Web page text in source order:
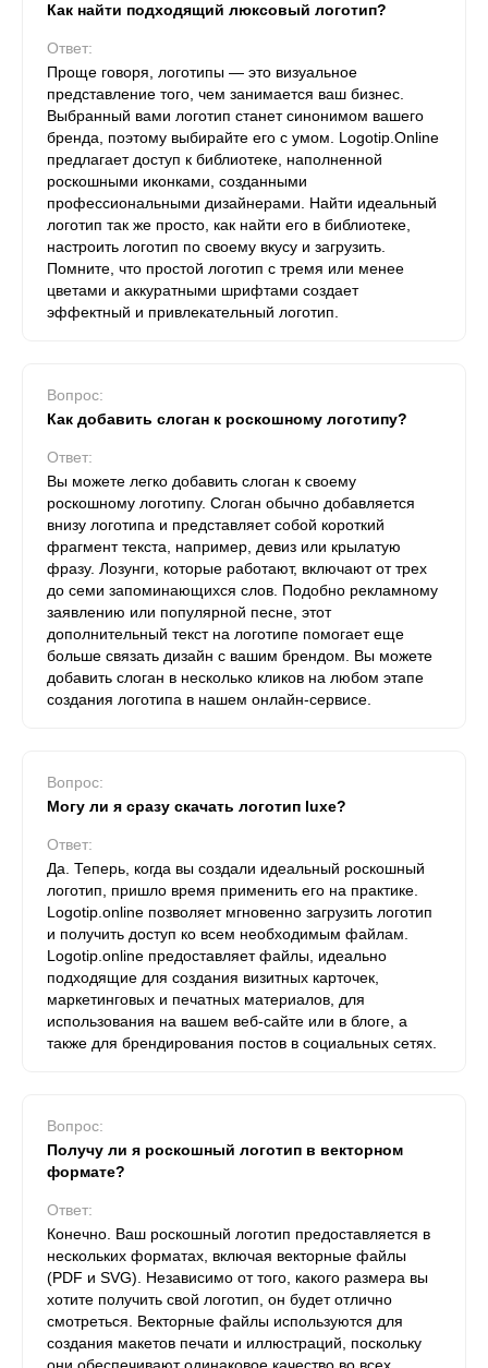
Как найти подходящий люксовый логотип?
Ответ:
Проще говоря, логотипы — это визуальное
представление того, чем занимается ваш бизнес.
Выбранный вами логотип станет синонимом вашего
бренда, поэтому выбирайте его с умом. Logotip.Online
предлагает доступ к библиотеке, наполненной
роскошными иконками, созданными
профессиональными дизайнерами. Найти идеальный
логотип так же просто, как найти его в библиотеке,
настроить логотип по своему вкусу и загрузить.
Помните, что простой логотип с тремя или менее
цветами и аккуратными шрифтами создает
эффектный и привлекательный логотип.
Вопрос:
Как добавить слоган к роскошному логотипу?
Ответ:
Вы можете легко добавить слоган к своему
роскошному логотипу. Слоган обычно добавляется
внизу логотипа и представляет собой короткий
фрагмент текста, например, девиз или крылатую
фразу. Лозунги, которые работают, включают от трех
до семи запоминающихся слов. Подобно рекламному
заявлению или популярной песне, этот
дополнительный текст на логотипе помогает еще
больше связать дизайн с вашим брендом. Вы можете
добавить слоган в несколько кликов на любом этапе
создания логотипа в нашем онлайн-сервисе.
Вопрос:
Могу ли я сразу скачать логотип luxe?
Ответ:
Да. Теперь, когда вы создали идеальный роскошный
логотип, пришло время применить его на практике.
Logotip.online позволяет мгновенно загрузить логотип
и получить доступ ко всем необходимым файлам.
Logotip.online предоставляет файлы, идеально
подходящие для создания визитных карточек,
маркетинговых и печатных материалов, для
использования на вашем веб-сайте или в блоге, а
также для брендирования постов в социальных сетях.
Вопрос:
Получу ли я роскошный логотип в векторном
формате?
Ответ:
Конечно. Ваш роскошный логотип предоставляется в
нескольких форматах, включая векторные файлы
(PDF и SVG). Независимо от того, какого размера вы
хотите получить свой логотип, он будет отлично
смотреться. Векторные файлы используются для
создания макетов печати и иллюстраций, поскольку